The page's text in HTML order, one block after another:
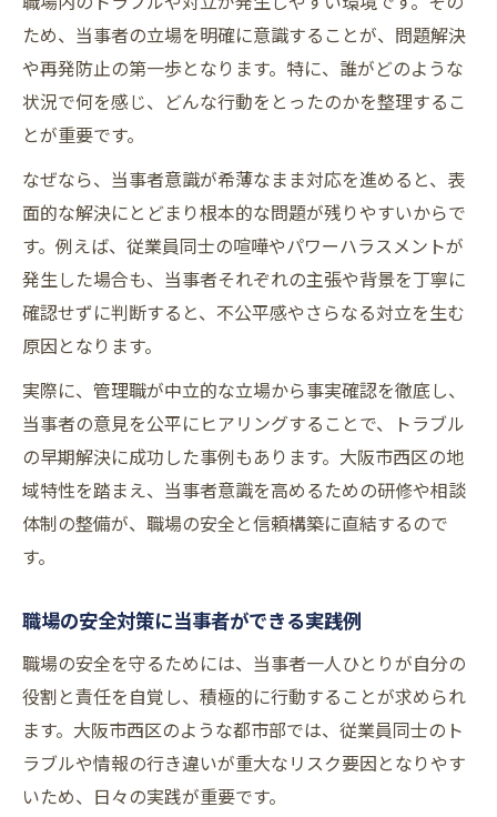
ため、当事者の立場を明確に意識することが、問題解決
や再発防止の第一歩となります。特に、誰がどのような
状況で何を感じ、どんな行動をとったのかを整理するこ
とが重要です。
なぜなら、当事者意識が希薄なまま対応を進めると、表
面的な解決にとどまり根本的な問題が残りやすいからで
す。例えば、従業員同士の喧嘩やパワーハラスメントが
発生した場合も、当事者それぞれの主張や背景を丁寧に
確認せずに判断すると、不公平感やさらなる対立を生む
原因となります。
実際に、管理職が中立的な立場から事実確認を徹底し、
当事者の意見を公平にヒアリングすることで、トラブル
の早期解決に成功した事例もあります。大阪市西区の地
域特性を踏まえ、当事者意識を高めるための研修や相談
体制の整備が、職場の安全と信頼構築に直結するので
す。
職場の安全対策に当事者ができる実践例
職場の安全を守るためには、当事者一人ひとりが自分の
役割と責任を自覚し、積極的に行動することが求められ
ます。大阪市西区のような都市部では、従業員同士のト
ラブルや情報の行き違いが重大なリスク要因となりやす
いため、日々の実践が重要です。